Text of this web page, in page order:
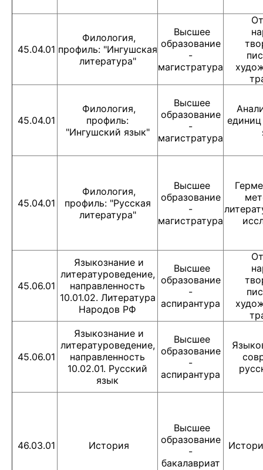
45.04.01
Филология,
профиль: "Ингушская
литература"
Высшее
образование
-
магистратура
45.04.01
Филология,
профиль:
"Ингушский язык"
Высшее
образование
-
магистратура
45.04.01
Филология,
профиль: "Русская
литература"
Высшее
образование
-
магистратура
45.06.01
Языкознание и
литературоведение,
направленность
10.01.02. Литература
Народов РФ
Высшее
образование
-
аспирантура
45.06.01
Языкознание и
литературоведение,
направленность
10.02.01. Русский
язык
Высшее
образование
-
аспирантура
46.03.01 История
Высшее
образование
-
бакалавриат